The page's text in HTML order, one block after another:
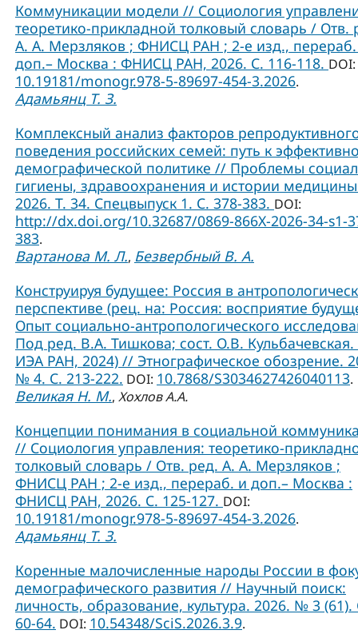
Коммуникации модели // Социология
теоретико-прикладной толковый словарь / Отв.
А. А. Мерзляков ; ФНИСЦ РАН ; 2-е изд.,
доп.– Москва : ФНИСЦ РАН, 2026. С. 116-118. DOI:
10.19181/monogr.978-5-89697-454-3.2026.
Адамьянц Т. З.
Комплексный анализ факторов
поведения российских семей: путь к
демографической политике // Проблемы
гигиены, здравоохранения и истории
2026. Т. 34. Спецвыпуск 1. С. 378-383. DOI:
http://dx.doi.org/10.32687/0869-866X-2026-34-s1-
383.
Вартанова М. Л., Безвербный В. А.
Конструируя будущее: Россия в
перспективе (рец. на: Россия: восприятие
Опыт социально-антропологического
Под ред. В.А. Тишкова; сост. О.В.
ИЭА РАН, 2024) // Этнографическое обозрение.
№ 4. С. 213-222. DOI: 10.7868/S3034627426040113.
Великая Н. М., Хохлов А.А.
Концепции понимания в социальной
// Социология управления: теоретико-
толковый словарь / Отв. ред. А. А. Мерзляков ;
ФНИСЦ РАН ; 2-е изд., перераб. и доп.– Москва :
ФНИСЦ РАН, 2026. С. 125-127. DOI:
10.19181/monogr.978-5-89697-454-3.2026.
Адамьянц Т. З.
Коренные малочисленные народы России в
демографического развития // Научный поиск:
личность, образование, культура. 2026. № 3 (61).
60-64. DOI: 10.54348/SciS.2026.3.9.